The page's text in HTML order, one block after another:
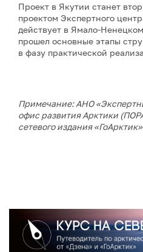
Проект в Якутии станет
проектом Экспертного
действует в Ямало-
прошел основные этапы
в фазу практической
Примечание: АНО
офис развития Арктики
сетевого издания